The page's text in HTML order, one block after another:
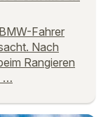
Fahrer
Nach
Rangieren
…